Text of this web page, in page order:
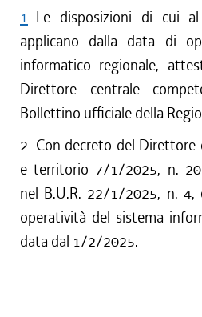
1 Le disposizioni di cui
applicano dalla data di
informatico regionale,
Direttore centrale
Bollettino ufficiale della
2 Con decreto del
e territorio 7/1/2025, n.
nel B.U.R. 22/1/2025, n.
operatività del sistema
data dal 1/2/2025.